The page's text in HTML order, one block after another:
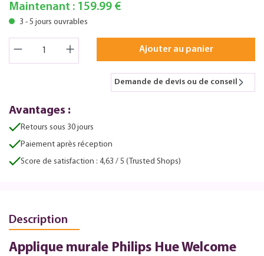
Maintenant : 159.99 €
3 - 5 jours ouvrables
Ajouter au panier
Demande de devis ou de conseil
Avantages :
Retours sous 30 jours
Paiement après réception
Score de satisfaction : 4,63 / 5 (Trusted Shops)
Description
Applique murale Philips Hue Welcome